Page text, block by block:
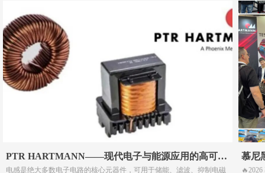
PTR HARTMANN——现代电子与能源应用的高可靠
电感是绝大多数电子电路的核心元器件，可用于储能、滤波、抑制电磁
慕尼